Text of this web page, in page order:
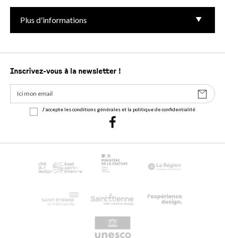
Plus d'informations
Inscrivez-vous à la newsletter !
J'accepte les conditions générales et la politique de confidentialité